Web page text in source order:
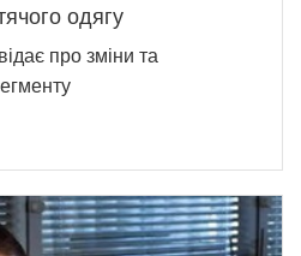
одягу
про зміни та